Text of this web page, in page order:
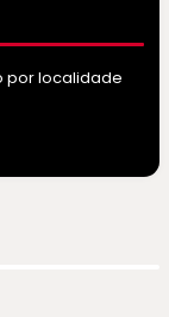
por localidade